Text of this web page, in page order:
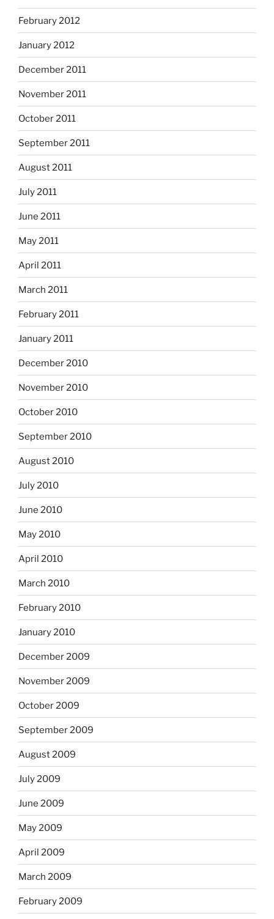
February 2012
January 2012
December 2011
November 2011
October 2011
September 2011
August 2011
July 2011
June 2011
May 2011
April 2011
March 2011
February 2011
January 2011
December 2010
November 2010
October 2010
September 2010
August 2010
July 2010
June 2010
May 2010
April 2010
March 2010
February 2010
January 2010
December 2009
November 2009
October 2009
September 2009
August 2009
July 2009
June 2009
May 2009
April 2009
March 2009
February 2009